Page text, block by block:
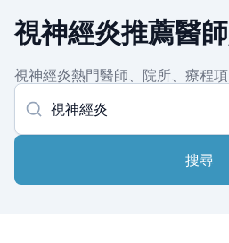
醫師專欄專訪
健康主題館
我是醫療
視神經炎推薦醫
視神經炎熱門醫師、院所、療程
搜尋